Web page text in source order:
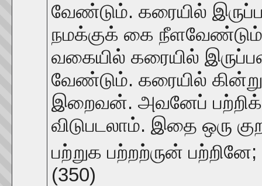
வேண்டும். கரையில்
நமக்குக் கை
வகையில் கரையில்
வேண்டும். கரையில்
இறைவன். அவனேப்
விடுபடலாம். இதை ஒரு
பற்றுக பற்றற்ருன்
(350)